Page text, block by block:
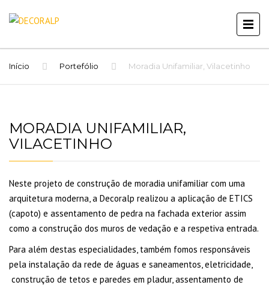
Início Portefólio Moradia Unifamiliar, Vilacetinho
MORADIA UNIFAMILIAR,
VILACETINHO
Neste projeto de construção de moradia unifamiliar com uma
arquitetura moderna, a Decoralp realizou a aplicação de ETICS
(capoto) e assentamento de pedra na fachada exterior assim
como a construção dos muros de vedação e a respetiva entrada.
Para além destas especialidades, também fomos responsáveis
pela instalação da rede de águas e saneamentos, eletricidade,
construção de tetos e paredes em pladur, assentamento de